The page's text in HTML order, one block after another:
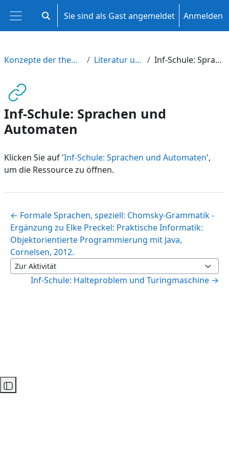
Zum Hauptinhalt
Website-Übersicht
Sucheingabe umschalten
Sie sind als Gast angemeldet Anmelden
Kursindex öffnen
Konzepte der theoretischen Informatik Literatur und Anregungen Inf-Schule: Sprachen und Automaten
Inf-Schule: Sprachen und
Automaten
Klicken Sie auf 'Inf-Schule: Sprachen und Automaten',
um die Ressource zu öffnen.
← Formale Sprachen, speziell: Chomsky-Grammatik -
Ergänzung zu Elke Preckel: Praktische Informatik:
Objektorientierte Programmierung mit Java,
Cornelsen, 2012.
Zur Aktivität
Inf-Schule: Halteproblem und Turingmaschine →